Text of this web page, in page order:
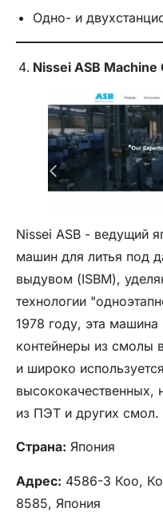
Одно- и
Nissei ASB Machine
Nissei ASB - ведущий
машин для литья под
выдувом (ISBM),
технологии
1978 году, эта
контейнеры из смолы
и широко
высококачественных,
из ПЭТ и других смол.
Страна: Япония
Адрес: 4586-3 Коо,
8585, Япония